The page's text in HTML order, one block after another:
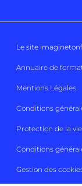
Le site
Annuaire de
Mentions Légales
Conditions
Protection de la
Conditions
Gestion des